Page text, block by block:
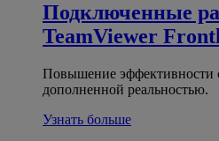
Подключенные
TeamViewer
Повышение
дополненной реальностью.
Узнать больше